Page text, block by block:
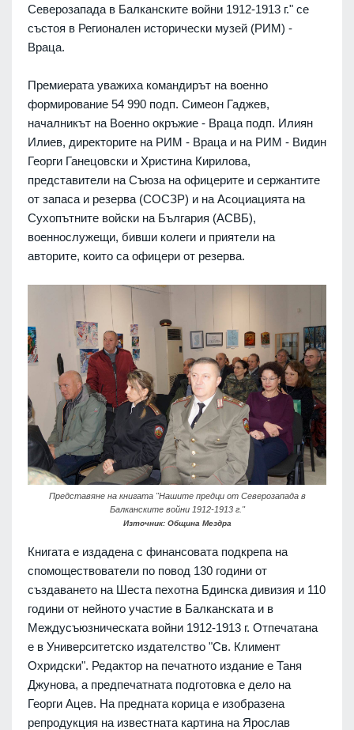
Северозапада в Балканските войни 1912-1913 г." се
състоя в Регионален исторически музей (РИМ) -
Враца.
Премиерата уважиха командирът на военно
формирование 54 990 подп. Симеон Гаджев,
началникът на Военно окръжие - Враца подп. Илиян
Илиев, директорите на РИМ - Враца и на РИМ - Видин
Георги Ганецовски и Христина Кирилова,
представители на Съюза на офицерите и сержантите
от запаса и резерва (СОСЗР) и на Асоциацията на
Сухопътните войски на България (АСВБ),
военнослужещи, бивши колеги и приятели на
авторите, които са офицери от резерва.
Представяне на книгата "Нашите предци от Северозапада в
Балканските войни 1912-1913 г."
Източник: Община Мездра
Книгата е издадена с финансовата подкрепа на
спомоществователи по повод 130 години от
създаването на Шеста пехотна Бдинска дивизия и 110
години от нейното участие в Балканската и в
Междусъюзническата войни 1912-1913 г. Отпечатана
е в Университетско издателство "Св. Климент
Охридски". Редактор на печатното издание е Таня
Джунова, а предпечатната подготовка е дело на
Георги Ацев. На предната корица е изобразена
репродукция на известната картина на Ярослав